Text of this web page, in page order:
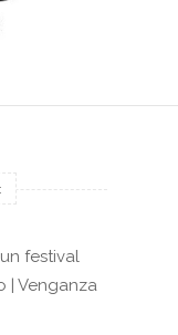
festival
| Venganza